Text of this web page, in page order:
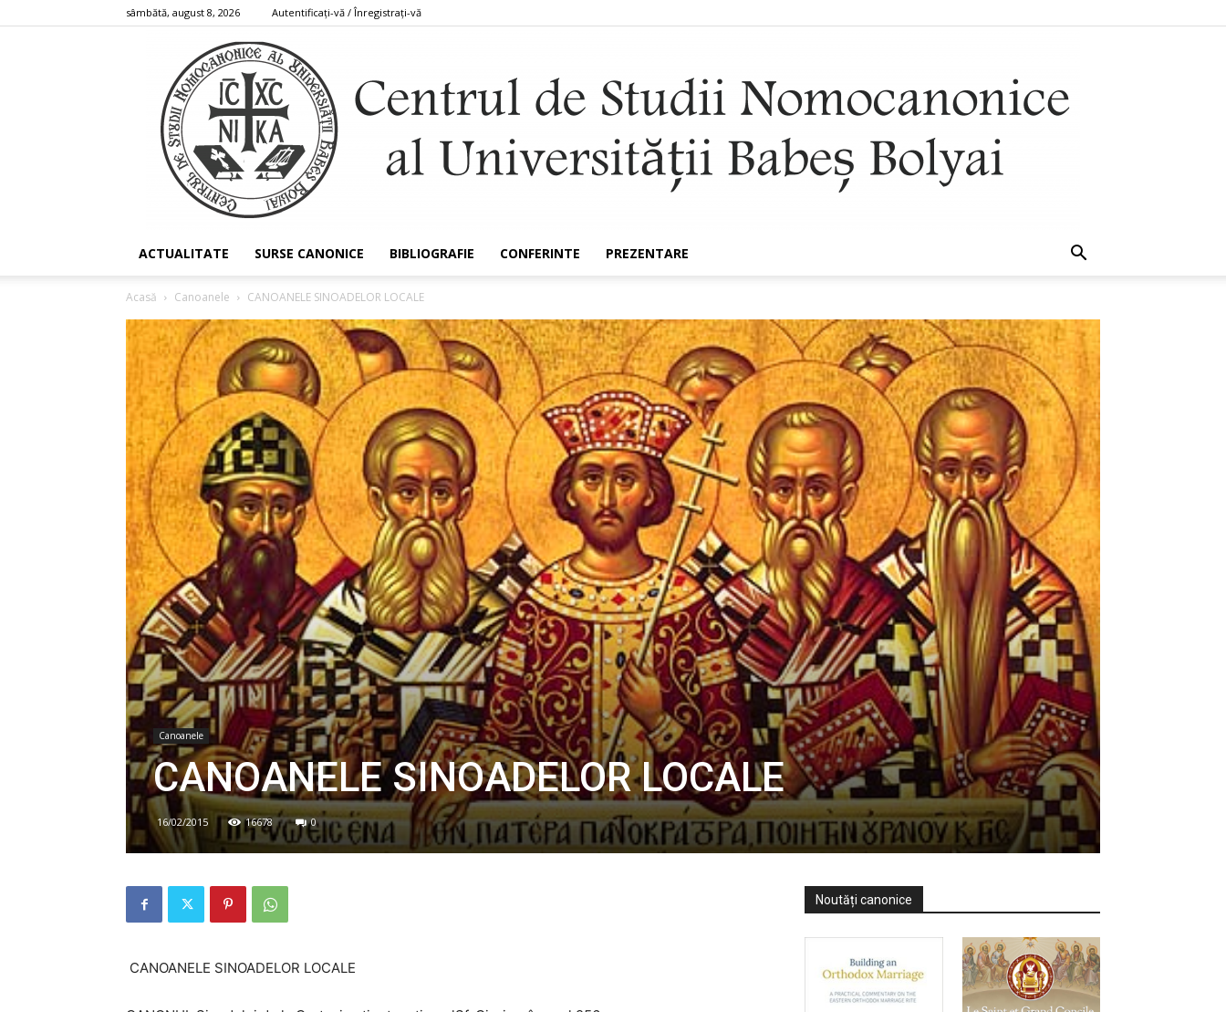
sâmbătă, august 8, 2026 Autentificați-vă / Înregistrați-vă
ACTUALITATE SURSE CANONICE BIBLIOGRAFIE CONFERINTE PREZENTARE
Acasă Canoanele CANOANELE SINOADELOR LOCALE
Canoanele
CANOANELE SINOADELOR LOCALE
16/02/2015 16678 0
CANOANELE SINOADELOR LOCALE
Noutăți canonice